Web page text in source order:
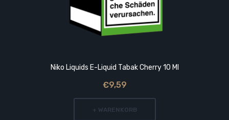
Niko Liquids E-Liquid Tabak Cherry 10 Ml
€9,59
+ WARENKORB